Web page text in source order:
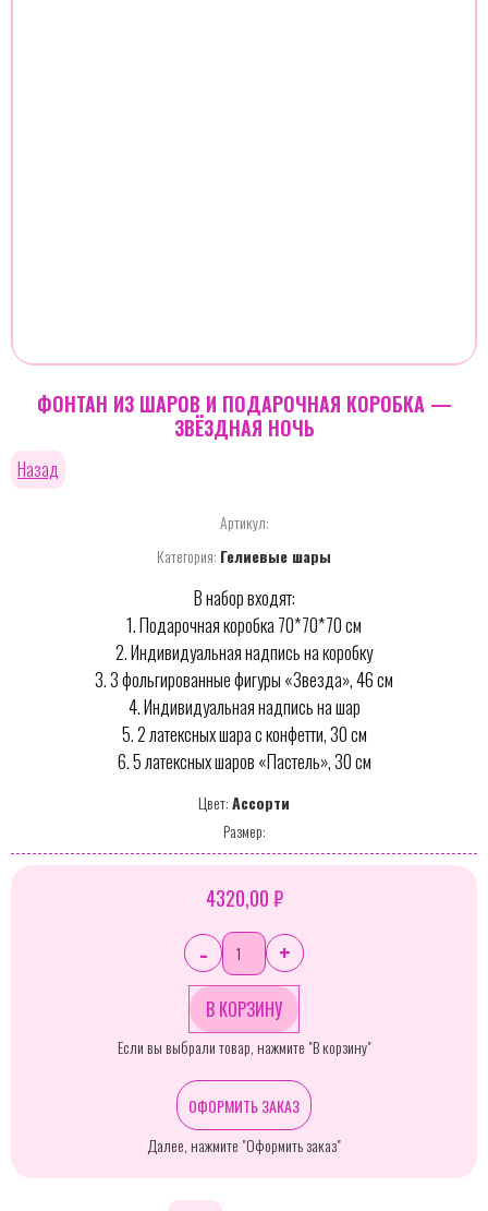
ФОНТАН ИЗ ШАРОВ И ПОДАРОЧНАЯ КОРОБКА —
ЗВЁЗДНАЯ НОЧЬ
Назад
Артикул:
Категория: Гелиевые шары
В набор входят:
1. Подарочная коробка 70*70*70 см
2. Индивидуальная надпись на коробку
3. 3 фольгированные фигуры «Звезда», 46 см
4. Индивидуальная надпись на шар
5. 2 латексных шара с конфетти, 30 см
6. 5 латексных шаров «Пастель», 30 см
Цвет:Ассорти
Размер:
4320,00 ₽
- +
Если вы выбрали товар, нажмите "В корзину"
ОФОРМИТЬ ЗАКАЗ
Далее, нажмите "Оформить заказ"